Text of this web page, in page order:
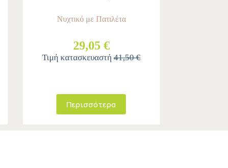
Νυχτικό με Πατιλέτα
29,05 €
Τιμή κατασκευαστή41,50 €
Περισσότερα